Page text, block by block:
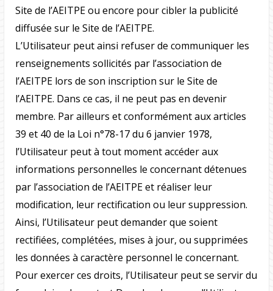
Site de l’AEITPE ou encore pour cibler la publicité
diffusée sur le Site de l’AEITPE.
L’Utilisateur peut ainsi refuser de communiquer les
renseignements sollicités par l’association de
l’AEITPE lors de son inscription sur le Site de
l’AEITPE. Dans ce cas, il ne peut pas en devenir
membre. Par ailleurs et conformément aux articles
39 et 40 de la Loi n°78-17 du 6 janvier 1978,
l’Utilisateur peut à tout moment accéder aux
informations personnelles le concernant détenues
par l’association de l’AEITPE et réaliser leur
modification, leur rectification ou leur suppression.
Ainsi, l’Utilisateur peut demander que soient
rectifiées, complétées, mises à jour, ou supprimées
les données à caractère personnel le concernant.
Pour exercer ces droits, l’Utilisateur peut se servir du